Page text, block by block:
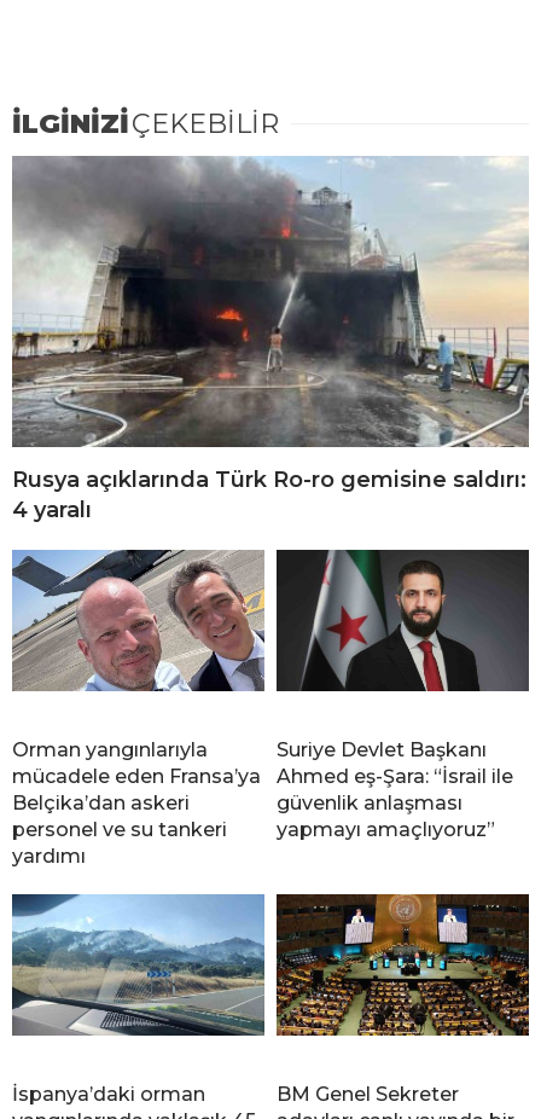
İLGİNİZİÇEKEBİLİR
Rusya açıklarında Türk Ro-ro gemisine saldırı:
4 yaralı
Orman yangınlarıyla
mücadele eden Fransa’ya
Belçika’dan askeri
personel ve su tankeri
yardımı
Suriye Devlet Başkanı
Ahmed eş-Şara: “İsrail ile
güvenlik anlaşması
yapmayı amaçlıyoruz”
İspanya’daki orman
BM Genel Sekreter